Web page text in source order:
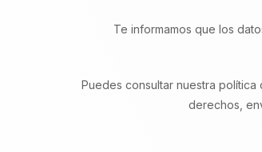
Te informamos que los
Puedes consultar nuestra
derechos,